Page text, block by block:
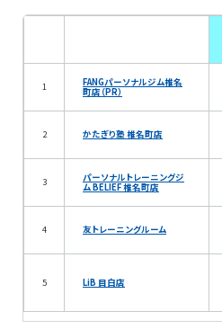
1 FANGパーソナルジム椎名
町店（PR）
2 かたぎり塾 椎名町店
3 パーソナルトレーニングジ
ム BELIEF 椎名町店
4 友トレーニングルーム
5 LiB 目白店